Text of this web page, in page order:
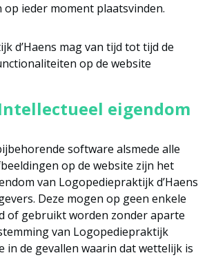
op ieder moment plaatsvinden.
d’Haens mag van tijd tot tijd de
op de website
eigendom
software alsmede alle
op de website zijn het
van Logopediepraktijk d’Haens
Deze mogen op geen enkele
of gebruikt worden zonder aparte
van Logopediepraktijk
in de gevallen waarin dat wettelijk is